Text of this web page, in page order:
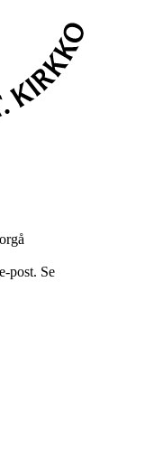
post. Se